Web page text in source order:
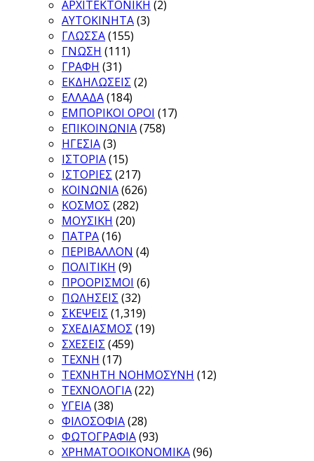
ΑΡΧΙΤΕΚΤΟΝΙΚΗ (2)
ΑΥΤΟΚΙΝΗΤΑ(3)
ΓΛΩΣΣΑ(155)
ΓΝΩΣΗ (111)
ΓΡΑΦΗ (31)
ΕΚΔΗΛΩΣΕΙΣ (2)
ΕΛΛΑΔΑ(184)
ΕΜΠΟΡΙΚΟΙ ΟΡΟΙ (17)
ΕΠΙΚΟΙΝΩΝΙΑ(758)
ΗΓΕΣΙΑ(3)
ΙΣΤΟΡΙΑ(15)
ΙΣΤΟΡΙΕΣ (217)
ΚΟΙΝΩΝΙΑ(626)
ΚΟΣΜΟΣ (282)
ΜΟΥΣΙΚΗ (20)
ΠΑΤΡΑ(16)
ΠΕΡΙΒΑΛΛΟΝ (4)
ΠΟΛΙΤΙΚΗ (9)
ΠΡΟΟΡΙΣΜΟΙ (6)
ΠΩΛΗΣΕΙΣ (32)
ΣΚΕΨΕΙΣ (1,319)
ΣΧΕΔΙΑΣΜΟΣ (19)
ΣΧΕΣΕΙΣ (459)
ΤΕΧΝΗ (17)
ΤΕΧΝΗΤΗ ΝΟΗΜΟΣΥΝΗ (12)
ΤΕΧΝΟΛΟΓΙΑ(22)
ΥΓΕΙΑ(38)
ΦΙΛΟΣΟΦΙΑ(28)
ΦΩΤΟΓΡΑΦΙΑ(93)
ΧΡΗΜΑΤΟΟΙΚΟΝΟΜΙΚΑ(96)